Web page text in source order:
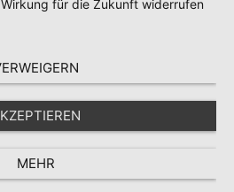
für die Zukunft widerrufen
MEHR